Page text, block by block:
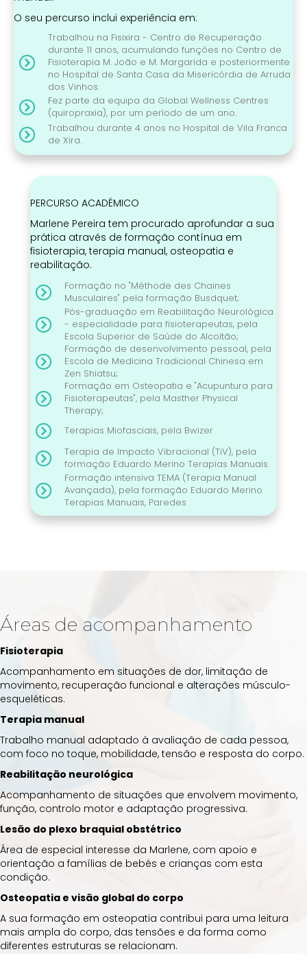
O seu percurso inclui experiência em:
Trabalhou na Fisixira - Centro de Recuperação
durante 11 anos, acumulando funções no Centro de
Fisioterapia M. João e M. Margarida e posteriormente
no Hospital de Santa Casa da Misericórdia de Arruda
dos Vinhos.
Fez parte da equipa da Global Wellness Centres
(quiropraxia), por um período de um ano.
Trabalhou durante 4 anos no Hospital de Vila Franca
de Xira.
PERCURSO ACADÉMICO
Marlene Pereira tem procurado aprofundar a sua
prática através de formação contínua em
fisioterapia, terapia manual, osteopatia e
reabilitação.
Formação no "Méthode des Chaines
Musculaires" pela formação Busdquet;
Pós-graduação em Reabilitação Neurológica
- especialidade para fisioterapeutas, pela
Escola Superior de Saúde do Alcoitão;
Formação de desenvolvimento pessoal, pela
Escola de Medicina Tradicional Chinesa em
Zen Shiatsu;
Formação em Osteopatia e "Acupuntura para
Fisioterapeutas", pela Masther Physical
Therapy;
Terapias Miofasciais, pela Bwizer
Terapia de Impacto Vibracional (TiV), pela
formação Eduardo Merino Terapias Manuais.
Formação intensiva TEMA (Terapia Manual
Avançada), pela formação Eduardo Merino
Terapias Manuais, Paredes
Áreas de acompanhamento
Fisioterapia
Acompanhamento em situações de dor, limitação de
movimento, recuperação funcional e alterações músculo-
esqueléticas.
Terapia manual
Trabalho manual adaptado à avaliação de cada pessoa,
com foco no toque, mobilidade, tensão e resposta do corpo.
Reabilitação neurológica
Acompanhamento de situações que envolvem movimento,
função, controlo motor e adaptação progressiva.
Lesão do plexo braquial obstétrico
Área de especial interesse da Marlene, com apoio e
orientação a famílias de bebés e crianças com esta
condição.
Osteopatia e visão global do corpo
A sua formação em osteopatia contribui para uma leitura
mais ampla do corpo, das tensões e da forma como
diferentes estruturas se relacionam.